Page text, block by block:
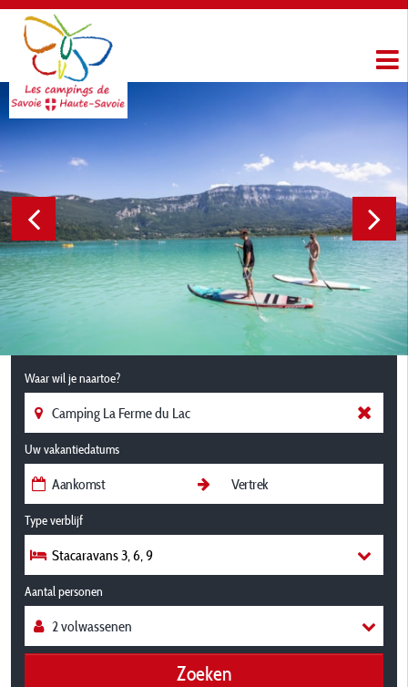
Waar wil je naartoe?
Uw vakantiedatums
Type verblijf
Stacaravans 3, 6, 9
Aantal personen
Zoeken